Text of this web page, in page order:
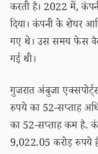
करती है। 2022 में,
दिया। कंपनी के शेयर
गए थे। उस समय फेस
गई थी।
गुजरात अंबुजा
रुपये का 52-सप्ताह
का 52-सप्ताह कम है.
9,022.05 करोड़ रुपये